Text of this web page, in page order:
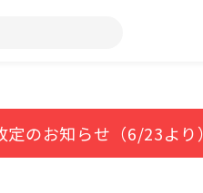
定のお知らせ（6/23より